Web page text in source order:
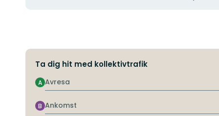
Ta dig hit med kollektivtrafik
Avresa
A
Ankomst
B